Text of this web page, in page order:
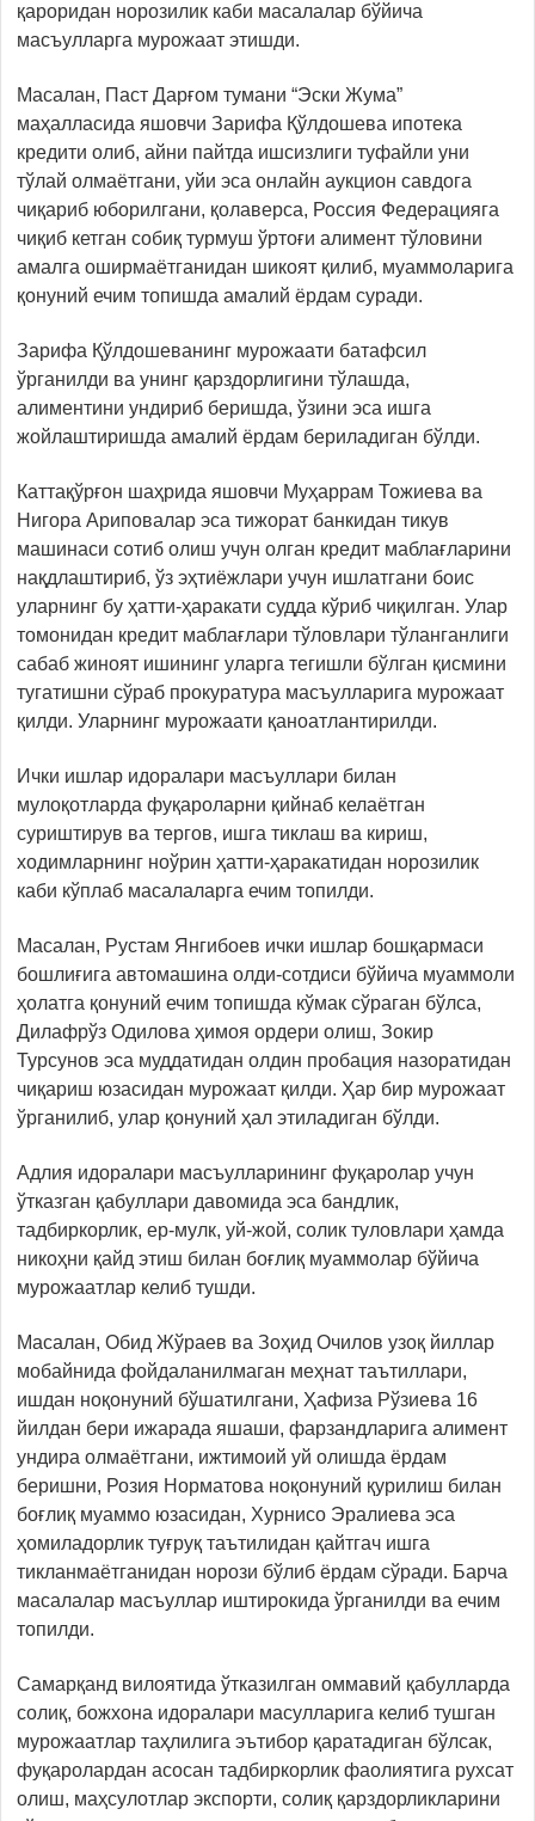
қароридан норозилик каби масалалар бўйича
масъулларга мурожаат этишди.
Масалан, Паст Дарғом тумани “Эски Жума”
маҳалласида яшовчи Зарифа Қўлдошева ипотека
кредити олиб, айни пайтда ишсизлиги туфайли уни
тўлай олмаётгани, уйи эса онлайн аукцион савдога
чиқариб юборилгани, қолаверса, Россия Федерацияга
чиқиб кетган собиқ турмуш ўртоғи алимент тўловини
амалга оширмаётганидан шикоят қилиб, муаммоларига
қонуний ечим топишда амалий ёрдам суради.
Зарифа Қўлдошеванинг мурожаати батафсил
ўрганилди ва унинг қарздорлигини тўлашда,
алиментини ундириб беришда, ўзини эса ишга
жойлаштиришда амалий ёрдам бериладиган бўлди.
Каттақўрғон шаҳрида яшовчи Муҳаррам Тожиева ва
Нигора Ариповалар эса тижорат банкидан тикув
машинаси сотиб олиш учун олган кредит маблағларини
нақдлаштириб, ўз эҳтиёжлари учун ишлатгани боис
уларнинг бу ҳатти-ҳаракати судда кўриб чиқилган. Улар
томонидан кредит маблағлари тўловлари тўланганлиги
сабаб жиноят ишининг уларга тегишли бўлган қисмини
тугатишни сўраб прокуратура масъулларига мурожаат
қилди. Уларнинг мурожаати қаноатлантирилди.
Ички ишлар идоралари масъуллари билан
мулоқотларда фуқароларни қийнаб келаётган
суриштирув ва тергов, ишга тиклаш ва кириш,
ходимларнинг ноўрин ҳатти-ҳаракатидан норозилик
каби кўплаб масалаларга ечим топилди.
Масалан, Рустам Янгибоев ички ишлар бошқармаси
бошлиғига автомашина олди-сотдиси бўйича муаммоли
ҳолатга қонуний ечим топишда кўмак сўраган бўлса,
Дилафрўз Одилова ҳимоя ордери олиш, Зокир
Турсунов эса муддатидан олдин пробация назоратидан
чиқариш юзасидан мурожаат қилди. Ҳар бир мурожаат
ўрганилиб, улар қонуний ҳал этиладиган бўлди.
Адлия идоралари масъулларининг фуқаролар учун
ўтказган қабуллари давомида эса бандлик,
тадбиркорлик, ер-мулк, уй-жой, солик туловлари ҳамда
никоҳни қайд этиш билан боғлиқ муаммолар бўйича
мурожаатлар келиб тушди.
Масалан, Обид Жўраев ва Зоҳид Очилов узоқ йиллар
мобайнида фойдаланилмаган меҳнат таътиллари,
ишдан ноқонуний бўшатилгани, Ҳафиза Рўзиева 16
йилдан бери ижарада яшаши, фарзандларига алимент
ундира олмаётгани, ижтимоий уй олишда ёрдам
беришни, Розия Норматова ноқонуний қурилиш билан
боғлиқ муаммо юзасидан, Хурнисо Эралиева эса
ҳомиладорлик туғруқ таътилидан қайтгач ишга
тикланмаётганидан норози бўлиб ёрдам сўради. Барча
масалалар масъуллар иштирокида ўрганилди ва ечим
топилди.
Самарқанд вилоятида ўтказилган оммавий қабулларда
солиқ, божхона идоралари масулларига келиб тушган
мурожаатлар таҳлилига эътибор қаратадиган бўлсак,
фуқаролардан асосан тадбиркорлик фаолиятига рухсат
олиш, маҳсулотлар экспорти, солиқ қарздорликларини